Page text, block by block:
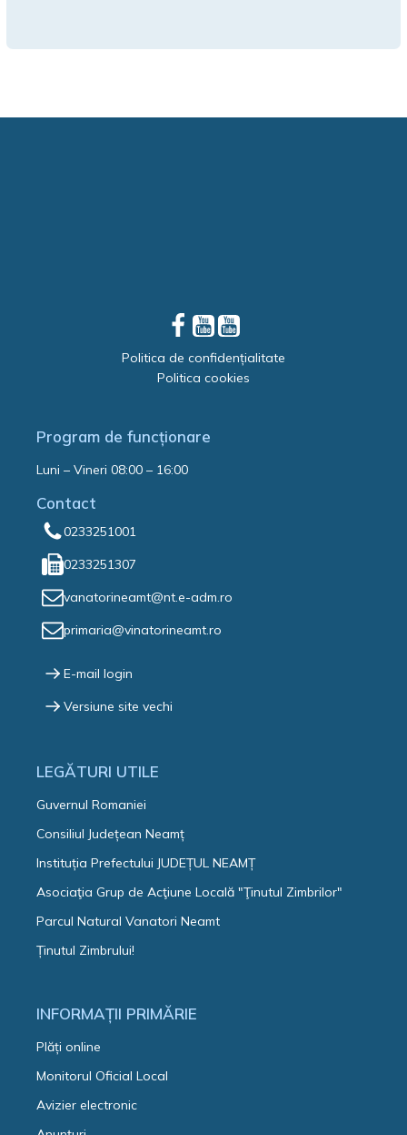
Politica de confidențialitate
Politica cookies
Program de funcționare
Luni – Vineri 08:00 – 16:00
Contact
0233251001
0233251307
vanatorineamt@nt.e-adm.ro
primaria@vinatorineamt.ro
E-mail login
Versiune site vechi
LEGĂTURI UTILE
Guvernul Romaniei
Consiliul Județean Neamț
Instituția Prefectului JUDEȚUL NEAMȚ
Asociaţia Grup de Acţiune Locală "Ţinutul Zimbrilor"
Parcul Natural Vanatori Neamt
Ținutul Zimbrului!
INFORMAȚII PRIMĂRIE
Plăți online
Monitorul Oficial Local
Avizier electronic